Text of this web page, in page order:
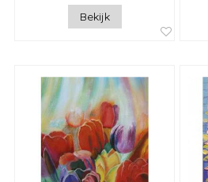
Bekijk